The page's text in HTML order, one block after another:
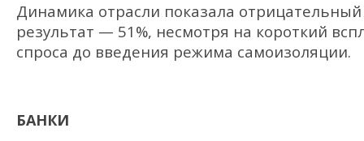
Динамика отрасли показала отрицательный
результат — 51%, несмотря на короткий
спроса до введения режима самоизоляции.
БАНКИ